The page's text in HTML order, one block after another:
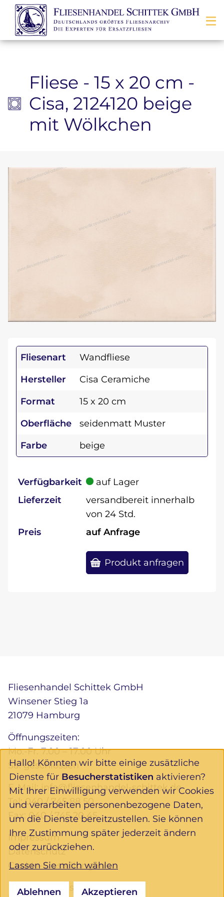
Zum Inhalt springen
Fliese - 15 x 20 cm -
Cisa, 2124120 beige
mit Wölkchen
Fliesenart
Wandfliese
Hersteller
Cisa Ceramiche
Format
15 x 20 cm
Oberfläche
seidenmatt Muster
Farbe
beige
Verfügbarkeit
auf Lager
Lieferzeit
versandbereit innerhalb
von 24 Std.
Preis
auf Anfrage
Produkt anfragen
Fliesenhandel Schittek GmbH
Winsener Stieg 1a
21079 Hamburg
Öffnungszeiten:
Mo.-Fr. 7.00 – 17.00 Uhr
Sa. geschlossen
E-Mail:info@fliesenhandel-schittek.de
Tel:040 / 745 88 50
Fax: 040 / 745 20 45
Impressum
Datenschutz
Cookie-Einstellungen
Folgen Sie uns:
Hallo! Könnten wir bitte einige zusätzliche
Dienste für Besucherstatistiken aktivieren?
Mit Ihrer Einwilligung verwenden wir Cookies
und verarbeiten personenbezogene Daten,
um die Dienste bereitzustellen. Sie können
Ihre Zustimmung später jederzeit ändern
oder zurückziehen.
Lassen Sie mich wählen
Ablehnen Akzeptieren